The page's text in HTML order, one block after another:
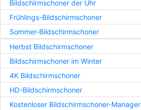
Bildschirmschoner der Uhr
Frühlings-Bildschirmschoner
Sommer-Bildschirmschoner
Herbst Bildschirmschoner
Bildschirmschoner im Winter
4K Bildschirmschoner
HD-Bildschirmschoner
Kostenloser Bildschirmschoner-Manager